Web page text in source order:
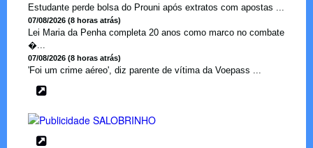
Estudante perde bolsa do Prouni após extratos com apostas ...
07/08/2026 (8 horas atrás)
Lei Maria da Penha completa 20 anos como marco no combate
�...
07/08/2026 (8 horas atrás)
'Foi um crime aéreo', diz parente de vítima da Voepass ...